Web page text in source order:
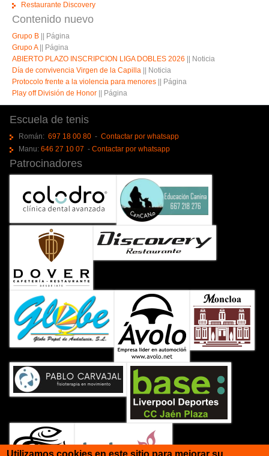
Restaurante Discovery
Contenido nuevo
Grupo B
Página
Grupo A
Página
ABIERTO PLAZO INSCRIPCION LIGA DOBLES 2026
Noticia
Día de convivencia Virgen de la Capilla
Noticia
Protocolo frente a la violencia para menores
Página
Play off División de Honor
Página
Escuela de tenis
Román: 697 18 00 80- Contactar por whatsapp
Manu: 646 27 10 07 - Contactar por whatsapp
Patrocinadores
Utilizamos cookies en este sitio para mejorar su